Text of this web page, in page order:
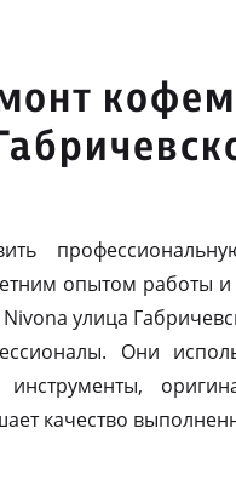
опытом работы
улица
Они
инструменты,
качество